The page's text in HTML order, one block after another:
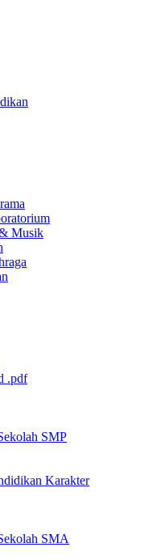
Musik
.pdf
SMP
Karakter
SMA